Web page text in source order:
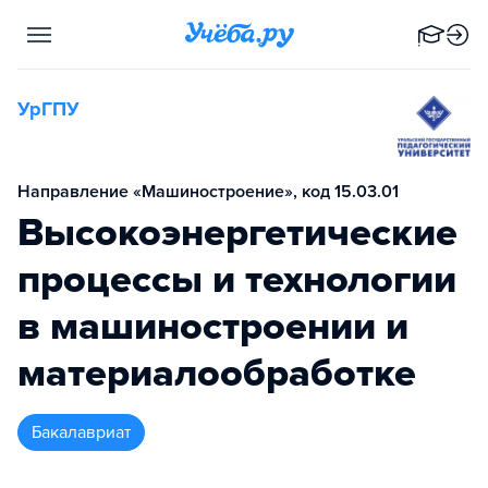
УрГПУ
Направление «Машиностроение», код 15.03.01
Высокоэнергетические
процессы и технологии
в машиностроении и
материалообработке
бакалавриат